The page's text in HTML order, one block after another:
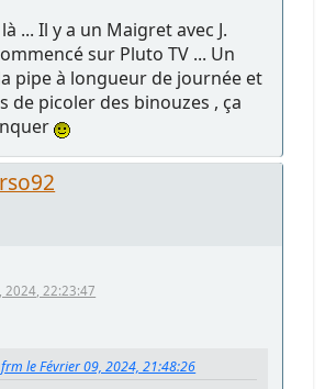
... Il y a un Maigret avec J.
sur Pluto TV ... Un
pipe à longueur de journée et
de picoler des binouzes , ça
2024, 22:23:47
le Février 09, 2024, 21:48:26